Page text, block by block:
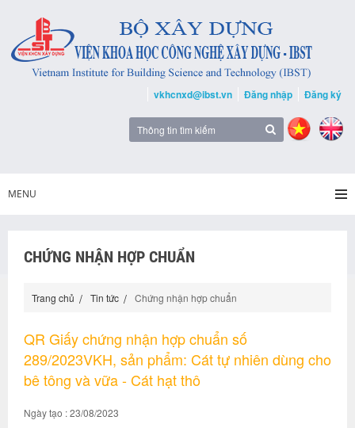
vkhcnxd@ibst.vn Đăng nhập Đăng ký
MENU
CHỨNG NHẬN HỢP CHUẨN
Trang chủ Tin tức Chứng nhận hợp chuẩn
QR Giấy chứng nhận hợp chuẩn số
289/2023VKH, sản phẩm: Cát tự nhiên dùng cho
bê tông và vữa - Cát hạt thô
Ngày tạo : 23/08/2023